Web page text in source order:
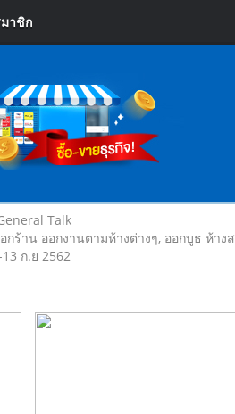
าชิก
Talk
ร้าน ออกงานตามห้างต่างๆ, ออกบูธ ห้า
ก.ย 2562